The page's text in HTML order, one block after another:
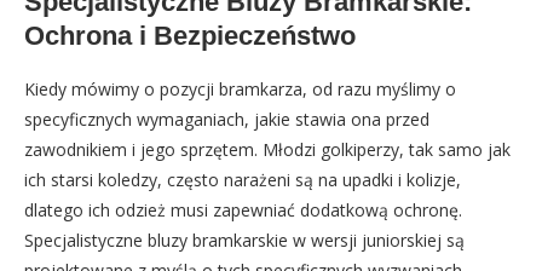
Ochrona i Bezpieczeństwo
Kiedy mówimy o pozycji bramkarza, od razu myślimy o
specyficznych wymaganiach, jakie stawia ona przed
zawodnikiem i jego sprzętem. Młodzi golkiperzy, tak samo jak
ich starsi koledzy, często narażeni są na upadki i kolizje,
dlatego ich odzież musi zapewniać dodatkową ochronę.
Specjalistyczne bluzy bramkarskie w wersji juniorskiej są